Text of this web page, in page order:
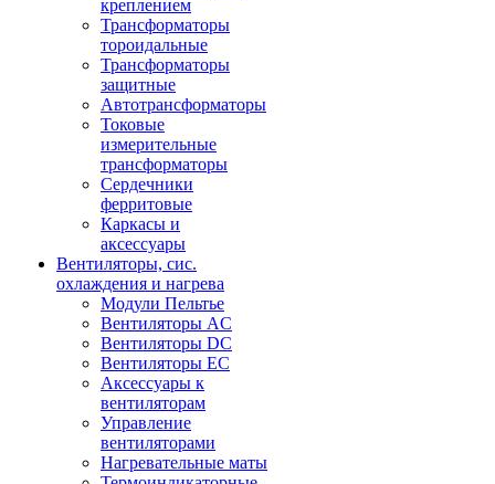
креплением
Трансформаторы
тороидальные
Трансформаторы
защитные
Автотрансформаторы
Токовые
измерительные
трансформаторы
Сердечники
ферритовые
Каркасы и
аксессуары
Вентиляторы, сис.
охлаждения и нагрева
Модули Пельтье
Вентиляторы AC
Вентиляторы DC
Вентиляторы EC
Аксессуары к
вентиляторам
Управление
вентиляторами
Нагревательные маты